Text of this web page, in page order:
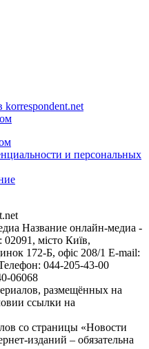
korrespondent.net
и персональных
Название онлайн-медиа -
місто Київ,
172-Б, офіс 208/1 E-mail:
044-205-43-00
06068
размещённых на
ссылки на
со страницы «Новости
изданий – обязательна